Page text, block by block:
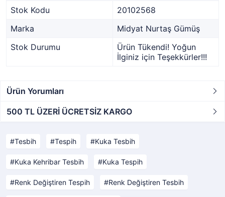
Stok Kodu
20102568
Marka
Midyat Nurtaş Gümüş
Stok Durumu
Ürün Tükendi! Yoğun
İlginiz için Teşekkürler!!!
Ürün Yorumları
500 TL ÜZERİ ÜCRETSİZ KARGO
Tesbih Tespih Kuka Tesbih
Kuka Kehribar Tesbih Kuka Tespih
Renk Değiştiren Tespih Renk Değiştiren Tesbih